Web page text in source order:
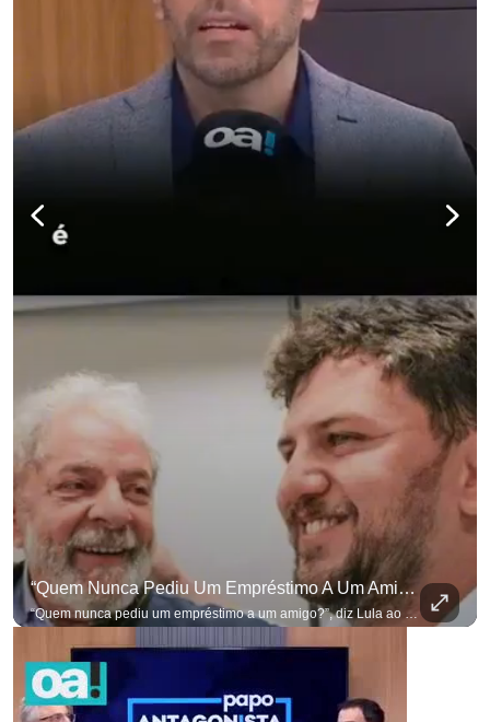
“Quem Nunca Pediu Um Empréstimo A Um Amigo?”, Diz Lula Ao Defender Seu Ex-Chefe De Gabinete
“Quem nunca pediu um empréstimo a um amigo?”, diz Lula ao defender seu ex-chefe de gabinete Marcola, que recebeu R$ 249 mil de uma empresa ligada a uma amiga de Lulinha. #OAntagonista Se você busca informação com credibilidade, inscreva-se agora e ative o